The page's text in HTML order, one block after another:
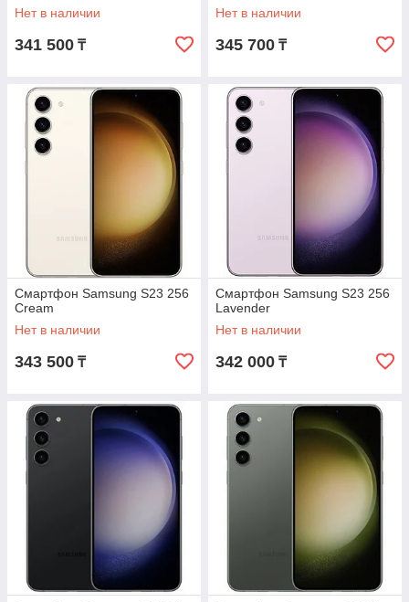
Нет в наличии
341 500 ₸
Нет в наличии
345 700 ₸
Смартфон Samsung S23 256
Cream
Нет в наличии
343 500 ₸
Смартфон Samsung S23 256
Lavender
Нет в наличии
342 000 ₸